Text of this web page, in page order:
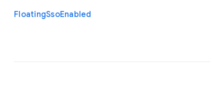
FloatingSsoEnabled